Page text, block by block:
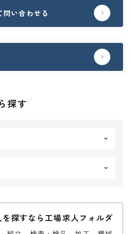
問い合わせる
探す
探すなら工場求人フォルダ